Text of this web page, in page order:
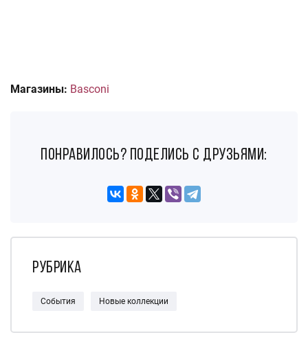
Магазины: Basconi
понравилось? поделись с друзьями:
Рубрика
События Новые коллекции